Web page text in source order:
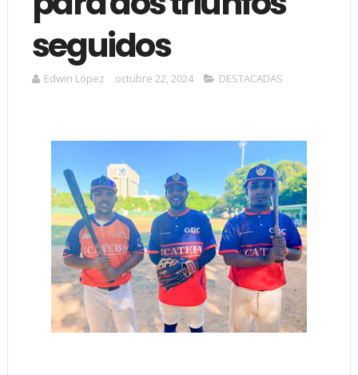
seguidos
Edwin López octubre 22, 2024 DESTACADAS